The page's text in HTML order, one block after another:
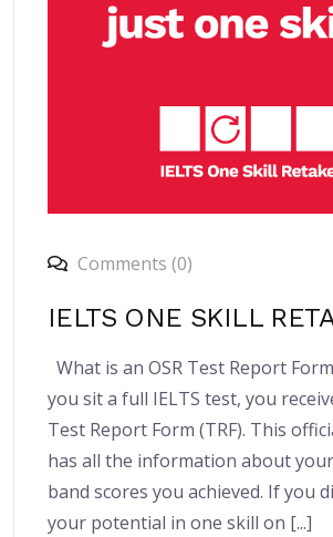
Comments (0)
IELTS ONE SKILL
What is an OSR Test Report
you sit a full IELTS test, you
Test Report Form (TRF). This
has all the information about
band scores you achieved. If you
your potential in one skill on [...]